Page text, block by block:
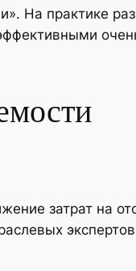
На практике
затрат на